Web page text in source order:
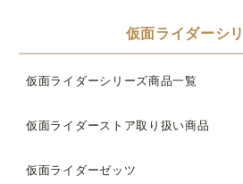
仮面ライダーシ
仮面ライダーシリーズ商品一覧
仮面ライダーストア取り扱い商品
仮面ライダーゼッツ